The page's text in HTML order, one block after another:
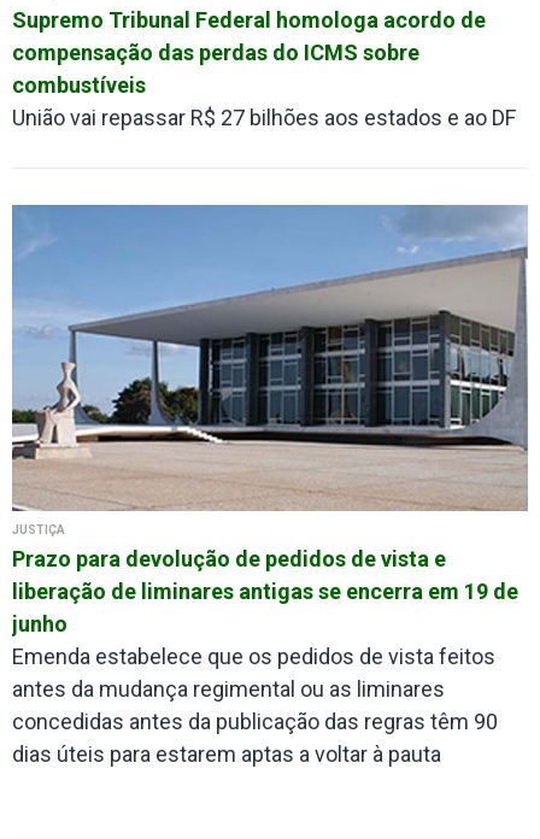
Supremo Tribunal Federal homologa acordo de
compensação das perdas do ICMS sobre
combustíveis
União vai repassar R$ 27 bilhões aos estados e ao DF
JUSTIÇA
Prazo para devolução de pedidos de vista e
liberação de liminares antigas se encerra em 19 de
junho
Emenda estabelece que os pedidos de vista feitos
antes da mudança regimental ou as liminares
concedidas antes da publicação das regras têm 90
dias úteis para estarem aptas a voltar à pauta